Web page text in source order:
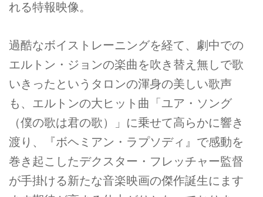
れる特報映像。
過酷なボイストレーニングを経て、劇中での
エルトン・ジョンの楽曲を吹き替え無しで歌
いきったというタロンの渾身の美しい歌声
も、エルトンの大ヒット曲「ユア・ソング
（僕の歌は君の歌）」に乗せて高らかに響き
渡り、『ボヘミアン・ラプソディ』で感動を
巻き起こしたデクスター・フレッチャー監督
が手掛ける新たな音楽映画の傑作誕生にます